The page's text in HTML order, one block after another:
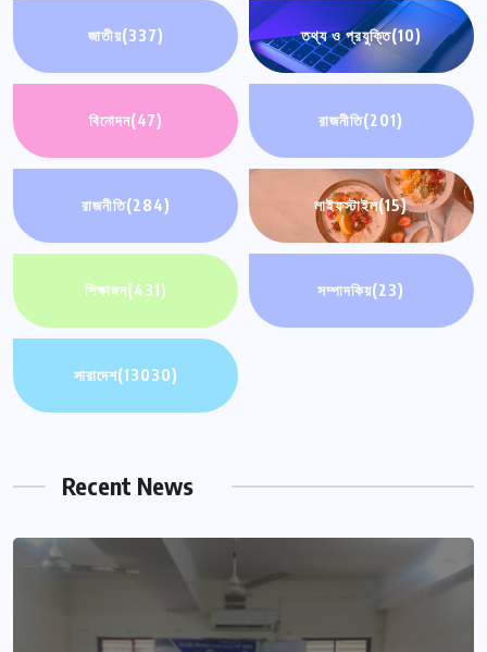
জাতীয়(337) তথ্য ও প্রযুক্তি(10)
বিনোদন(47) রাজনীতি(201)
রাজনীতি(284) লাইফস্টাইল(15)
শিক্ষাঙ্গন(431) সম্পাদকিয়(23)
সারাদেশ(13030)
Recent News